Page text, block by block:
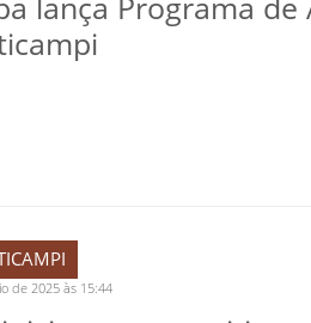
de 2025 às 15:44